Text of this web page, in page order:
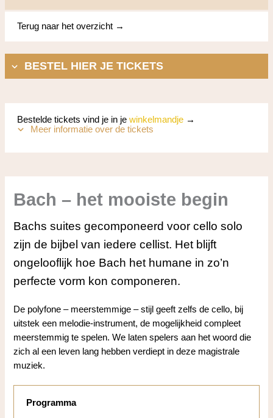
Bach – het mooiste begin
Bachs suites gecomponeerd voor cello solo
zijn de bijbel van iedere cellist. Het blijft
ongelooflijk hoe Bach het humane in zo’n
perfecte vorm kon componeren.
De polyfone – meerstemmige – stijl geeft zelfs de cello, bij
uitstek een melodie-instrument, de mogelijkheid compleet
meerstemmig te spelen. We laten spelers aan het woord die
zich al een leven lang hebben verdiept in deze magistrale
muziek.
Programma
Terug naar het overzicht →
BESTEL HIER JE TICKETS
Bestelde tickets vind je in je winkelmandje→
Meer informatie over de tickets